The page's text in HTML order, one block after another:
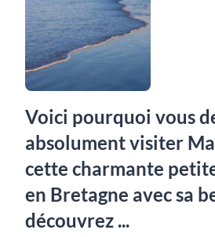
Voici pourquoi vous
absolument visiter
cette charmante
en Bretagne avec sa
découvrez ...